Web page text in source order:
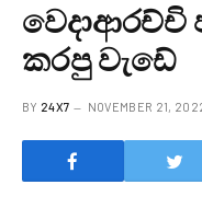
වෙදාආරච්චි
කරපු වැඩේ
BY 24X7 NOVEMBER 21,